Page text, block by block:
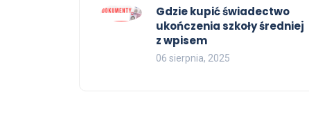
Gdzie kupić świadectwo
ukończenia szkoły średniej
z wpisem
06 sierpnia, 2025